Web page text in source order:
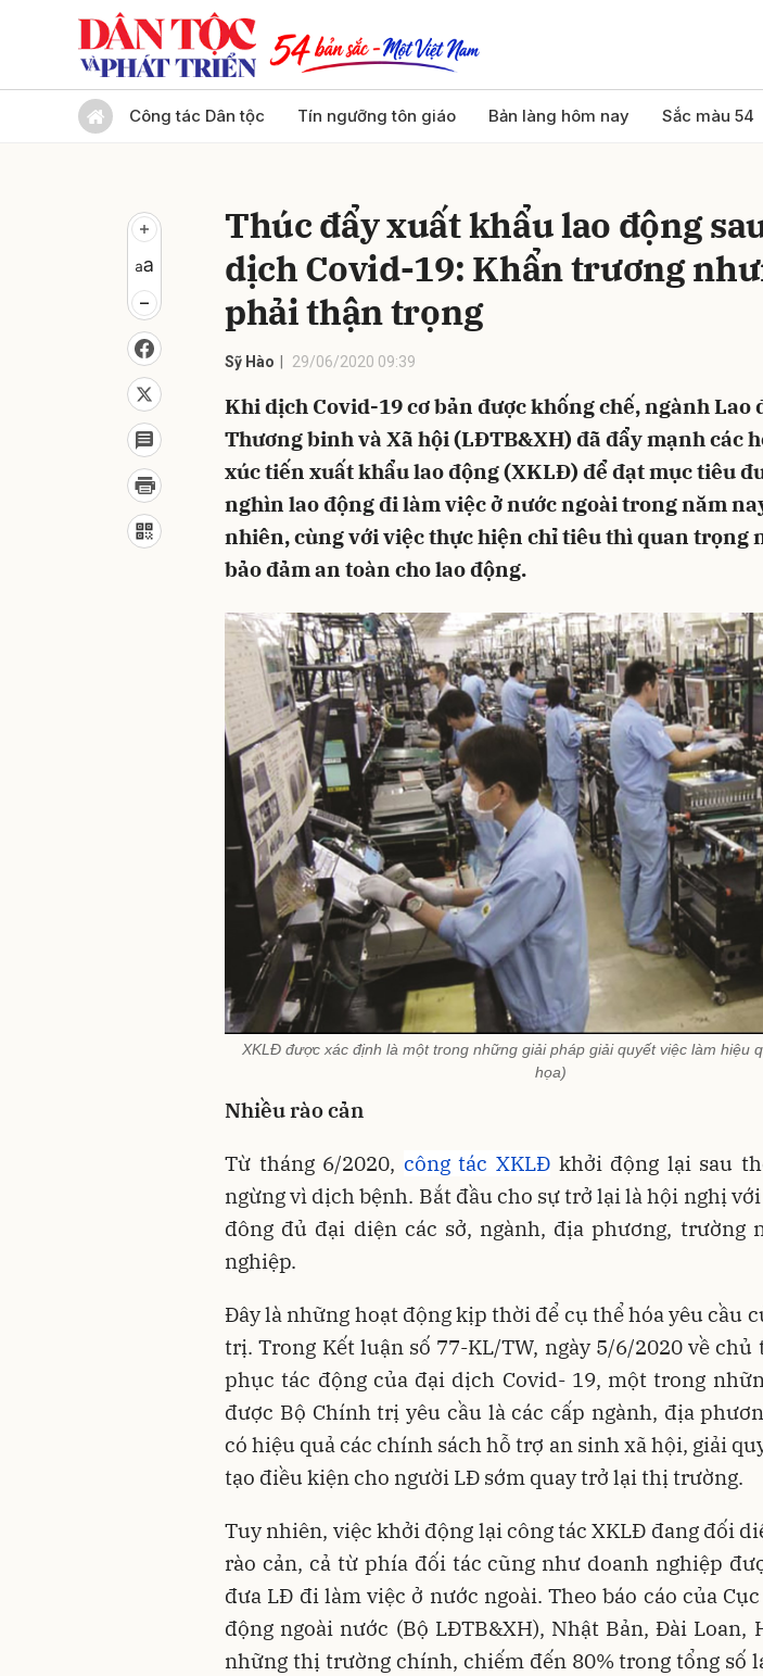
Công tác Dân tộc Tín ngưỡng tôn giáo Bản làng hôm nay Sắc màu 54
Thúc đẩy xuất khẩu lao động
dịch Covid-19: Khẩn trương
phải thận trọng
Sỹ Hào 29/06/2020 09:39
Khi dịch Covid-19 cơ bản được khống chế, ngành Lao
Thương binh và Xã hội (LĐTB&XH) đã đẩy mạnh các
xúc tiến xuất khẩu lao động (XKLĐ) để đạt mục tiêu
nghìn lao động đi làm việc ở nước ngoài trong năm
nhiên, cùng với việc thực hiện chỉ tiêu thì quan trọng
bảo đảm an toàn cho lao động.
XKLĐ được xác định là một trong những giải pháp giải quyết việc làm hiệu
họa)
Nhiều rào cản
Từ tháng 6/2020, công tác XKLĐkhởi động lại sau
ngừng vì dịch bệnh. Bắt đầu cho sự trở lại là hội nghị
đông đủ đại diện các sở, ngành, địa phương, trường
nghiệp.
Đây là những hoạt động kịp thời để cụ thể hóa yêu cầu
trị. Trong Kết luận số 77-KL/TW, ngày 5/6/2020 về chủ
phục tác động của đại dịch Covid- 19, một trong
được Bộ Chính trị yêu cầu là các cấp ngành, địa
có hiệu quả các chính sách hỗ trợ an sinh xã hội, giải
tạo điều kiện cho người LĐ sớm quay trở lại thị trường.
Tuy nhiên, việc khởi động lại công tác XKLĐ đang đối
rào cản, cả từ phía đối tác cũng như doanh nghiệp
đưa LĐ đi làm việc ở nước ngoài. Theo báo cáo của
động ngoài nước (Bộ LĐTB&XH), Nhật Bản, Đài Loan,
những thị trường chính, chiếm đến 80% trong tổng số
Gửi bình luận